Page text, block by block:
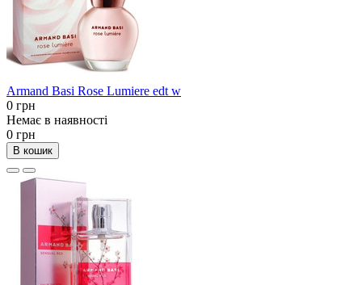
Armand Basi Rose Lumiere edt w
0 грн
Немає в наявності
0 грн
В кошик